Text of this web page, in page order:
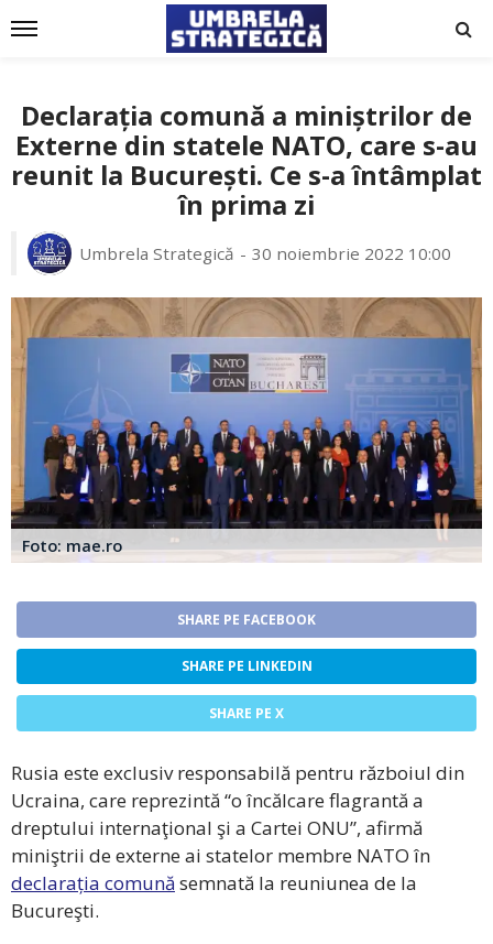
Declarația comună a miniștrilor de
Externe din statele NATO, care s-au
reunit la București. Ce s-a întâmplat
în prima zi
Umbrela Strategică 30 noiembrie 2022 10:00
Foto: mae.ro
SHARE PE FACEBOOK
SHARE PE LINKEDIN
SHARE PE X
Rusia este exclusiv responsabilă pentru războiul din
Ucraina, care reprezintă “o încălcare flagrantă a
dreptului internaţional şi a Cartei ONU”, afirmă
miniştrii de externe ai statelor membre NATO în
declarația comună semnată la reuniunea de la
Bucureşti.